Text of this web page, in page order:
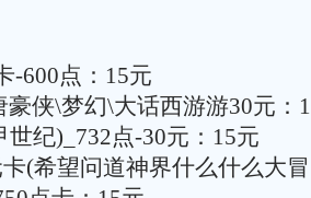
-600点：15元
豪侠\梦幻\大话西游游30元：
纪)_732点-30元：15元
(希望问道神界什么什么大